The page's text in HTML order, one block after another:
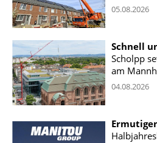
05.08.2026
Schnell
Scholpp
am
04.08.2026